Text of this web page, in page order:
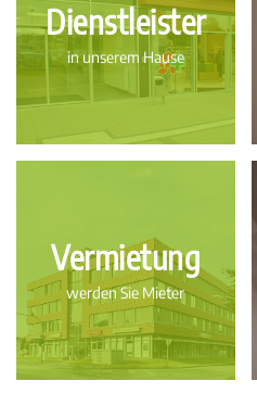
Dienstleister
in unserem Hause
Vermietung
werden Sie Mieter